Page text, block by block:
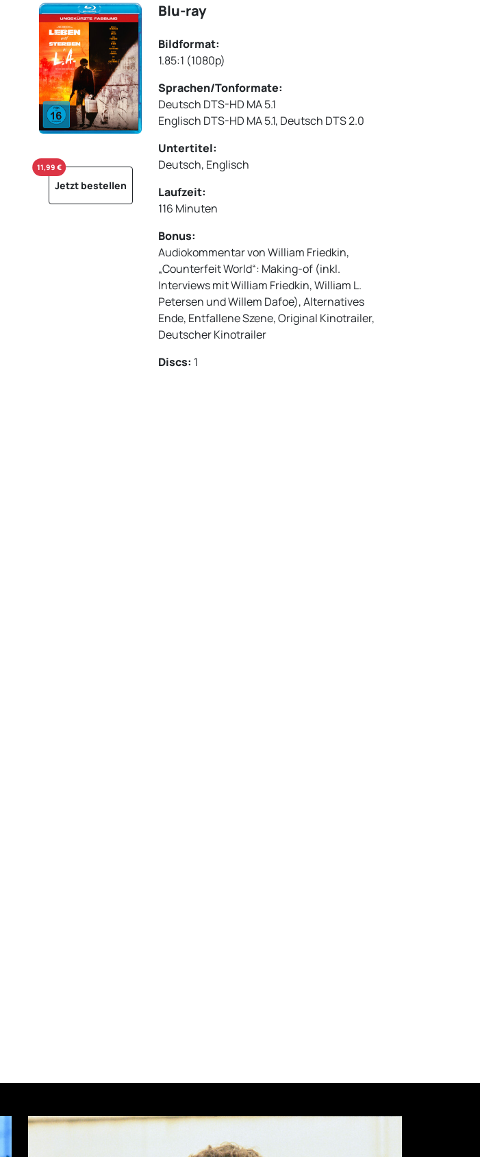
Jetzt bestellen
11,99 €
Blu-ray
Bildformat:
1.85:1 (1080p)
Sprachen/Tonformate:
Deutsch DTS-HD MA 5.1
Englisch DTS-HD MA 5.1, Deutsch DTS 2.0
Untertitel:
Deutsch, Englisch
Laufzeit:
116 Minuten
Bonus:
Audiokommentar von William Friedkin,
„Counterfeit World“: Making-of (inkl.
Interviews mit William Friedkin, William L.
Petersen und Willem Dafoe), Alternatives
Ende, Entfallene Szene, Original Kinotrailer,
Deutscher Kinotrailer
Discs: 1